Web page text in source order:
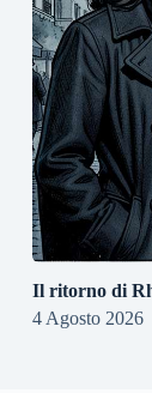
Il ritorno di
4 Agosto 2026